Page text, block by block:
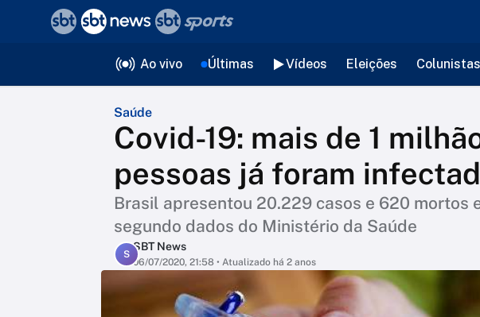
Ao vivo Últimas Vídeos Eleições Colunistas
Saúde
Covid-19: mais de 1
pessoas já foram
Brasil apresentou 20.229 casos e 620 mortos
segundo dados do Ministério da Saúde
S
SBT News
06/07/2020, 21:58 • Atualizado há 2 anos
voltar
Editorias